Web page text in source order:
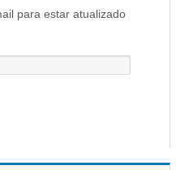
para estar atualizado